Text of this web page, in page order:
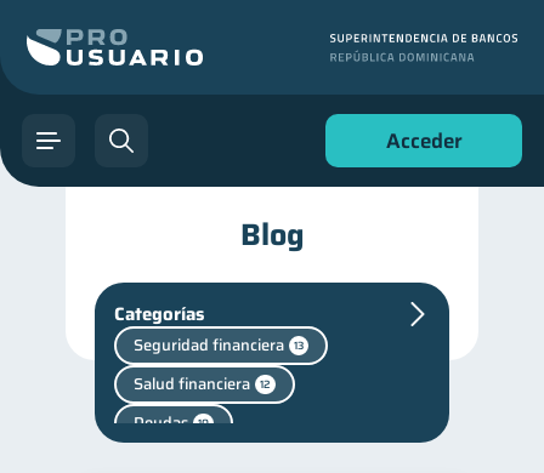
Acceder
Blog
Categorías
Seguridad financiera 13
Salud financiera 12
Deudas 10